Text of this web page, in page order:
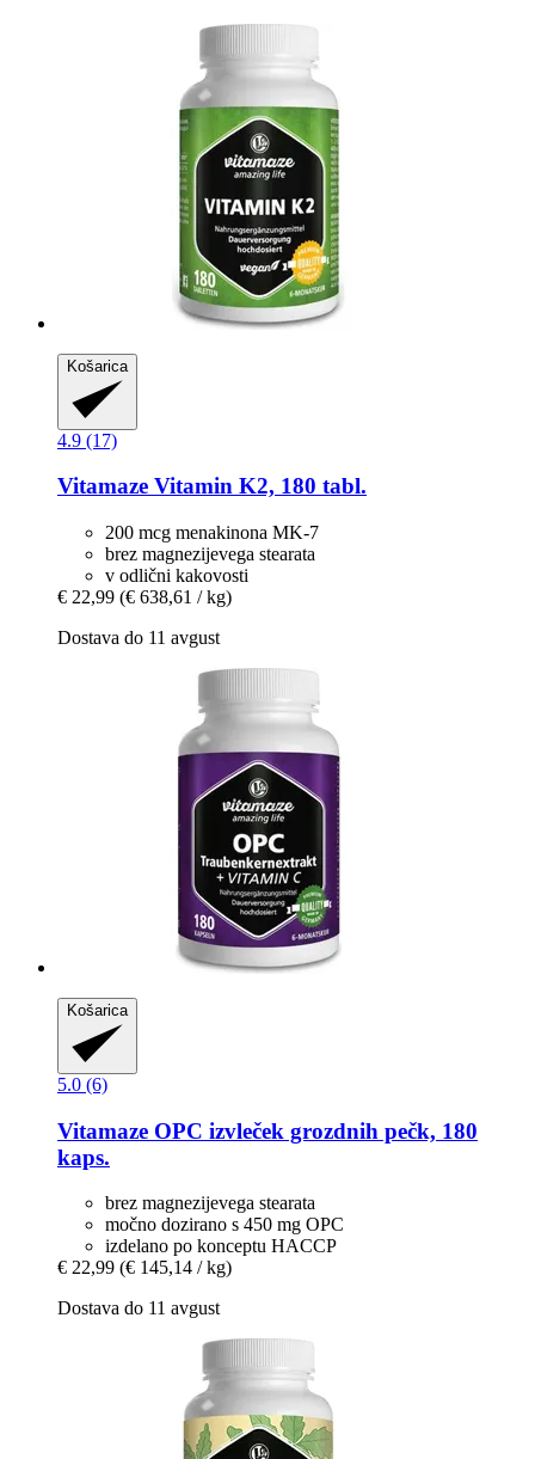
Košarica
4.9 (17)
Vitamaze Vitamin K2, 180 tabl.
200 mcg menakinona MK-7
brez magnezijevega stearata
v odlični kakovosti
€ 22,99 (€ 638,61 / kg)
Dostava do 11 avgust
Košarica
5.0 (6)
Vitamaze OPC izvleček grozdnih pečk, 180
kaps.
brez magnezijevega stearata
močno dozirano s 450 mg OPC
izdelano po konceptu HACCP
€ 22,99 (€ 145,14 / kg)
Dostava do 11 avgust